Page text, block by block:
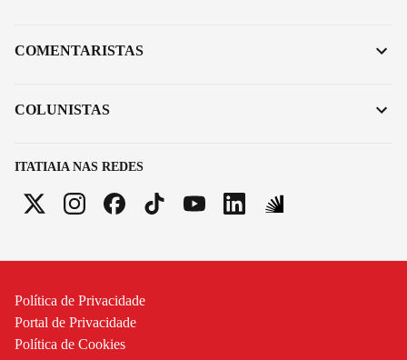
ITATIAIA NAS REDES
COMENTARISTAS
COLUNISTAS
Política de Privacidade
Portal de Privacidade
Política de Cookies